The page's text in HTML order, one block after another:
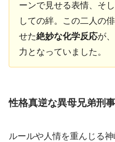
ーンで見せる表情、そ
しての絆。この二人の
せた絶妙な化学反応が
力となっていました。
性格真逆な異母兄弟刑
ルールや人情を重んじる